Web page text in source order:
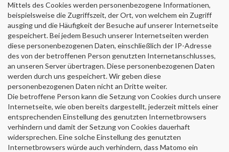
Mittels des Cookies werden personenbezogene Informationen,
beispielsweise die Zugriffszeit, der Ort, von welchem ein Zugriff
ausging und die Häufigkeit der Besuche auf unserer Internetseite
gespeichert. Bei jedem Besuch unserer Internetseiten werden
diese personenbezogenen Daten, einschließlich der IP-Adresse
des von der betroffenen Person genutzten Internetanschlusses,
an unseren Server übertragen. Diese personenbezogenen Daten
werden durch uns gespeichert. Wir geben diese
personenbezogenen Daten nicht an Dritte weiter.
Die betroffene Person kann die Setzung von Cookies durch unsere
Internetseite, wie oben bereits dargestellt, jederzeit mittels einer
entsprechenden Einstellung des genutzten Internetbrowsers
verhindern und damit der Setzung von Cookies dauerhaft
widersprechen. Eine solche Einstellung des genutzten
Internetbrowsers würde auch verhindern, dass Matomo ein